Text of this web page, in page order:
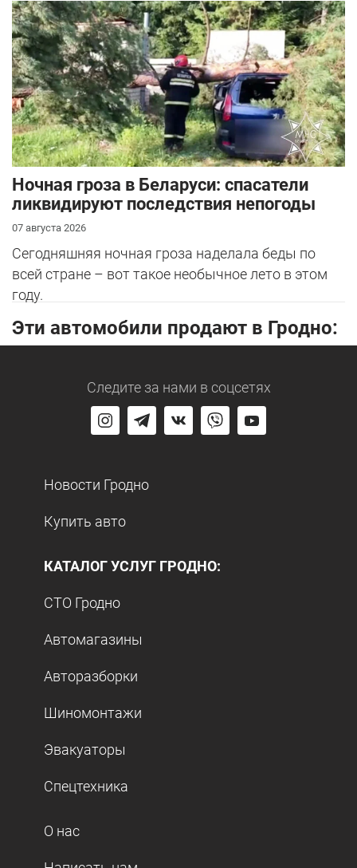
Ночная гроза в Беларуси: спасатели
ликвидируют последствия непогоды
07 августа 2026
Сегодняшняя ночная гроза наделала беды по
всей стране – вот такое необычное лето в этом
году.
Эти автомобили продают в Гродно:
Следите за нами в соцсетях
Новости Гродно
Купить авто
КАТАЛОГ УСЛУГ ГРОДНО:
СТО Гродно
Автомагазины
Авторазборки
Шиномонтажи
Эвакуаторы
Спецтехника
О нас